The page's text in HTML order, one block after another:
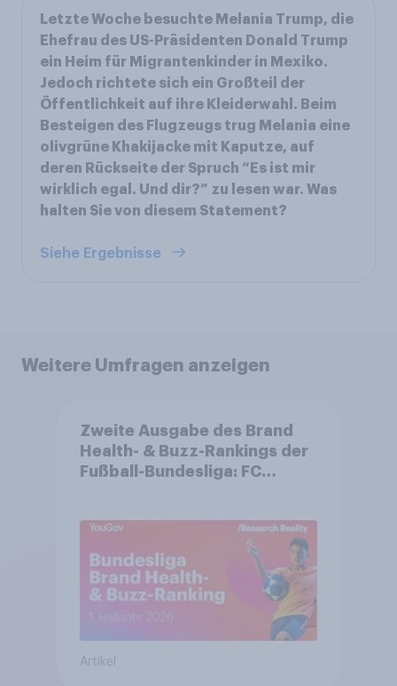
Letzte Woche besuchte Melania Trump, die
Ehefrau des US-Präsidenten Donald Trump
ein Heim für Migrantenkinder in Mexiko.
Jedoch richtete sich ein Großteil der
Öffentlichkeit auf ihre Kleiderwahl. Beim
Besteigen des Flugzeugs trug Melania eine
olivgrüne Khakijacke mit Kaputze, auf
deren Rückseite der Spruch “Es ist mir
wirklich egal. Und dir?” zu lesen war. Was
halten Sie von diesem Statement?
Siehe Ergebnisse
Weitere Umfragen anzeigen
Zweite Ausgabe des Brand
Health- & Buzz-Rankings der
Fußball-Bundesliga: FC
Artikel